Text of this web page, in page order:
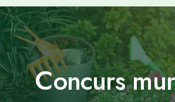
Concurs